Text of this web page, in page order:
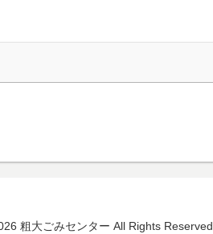
粗大ごみセンター All Rights Reserved.